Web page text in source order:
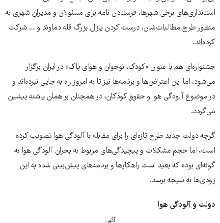
استانداری‌های برخی شهرها، فرستادن نامه‌ برای مسئولان و مدیران شهری به
منظور طرح مطالبات‌شان، درست کردن پازل بزرگ قله دماوند و ... شرکت
کرده‌اند.
جشنواره‌ای هم با عنوان «کودک، نوجوان و هوای پاک» در ایران برگزار
می‌شود، اما این اعتراض‌ها و برنامه‌ها نیز تا به امروز راه به جایی نبرده‌اند و
در موضوع آلودگی هوا و حقوق کودکان، در همچنان بر همان پاشنه پیشین
می‌گردد.
گر‌‌چه دولت جدید طرح‌ تازه‌ای را برای مقابله با آلودگی هوا تصویب کرده
است، اما حجم مشکلات و پیچیدگی‌های مربوط به بحران آلودگی هوا به
گونه‌ای بوده که بعید است راهکار‌‌ها و برنامه‌های پیش‌بینی شده به این
زودی‌ها به نتیجه برسد.
دولت و آلودگی هوا
آگهی